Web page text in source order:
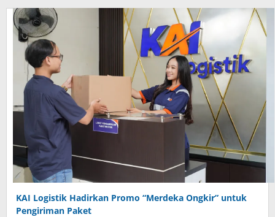
KAI Logistik Hadirkan Promo “Merdeka Ongkir” untuk
Pengiriman Paket